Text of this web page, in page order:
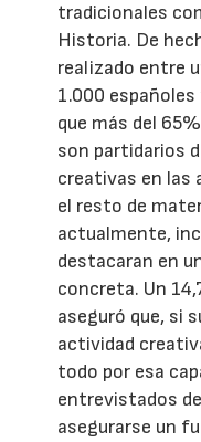
tradicionales
Historia. De
realizado entre
1.000
que más del
son partidarios
creativas en las
el resto de
actualmente,
destacaran en
concreta. Un
aseguró que, si
actividad
todo por esa
entrevistados
asegurarse un